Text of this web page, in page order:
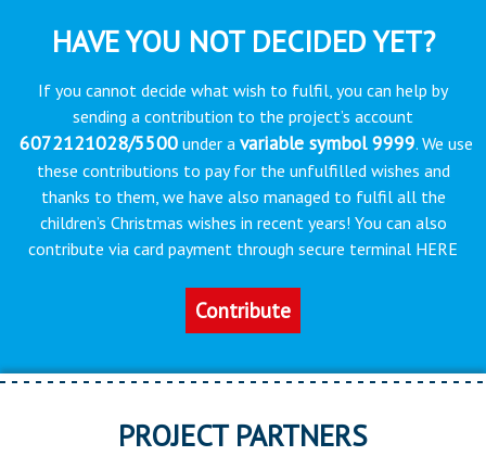
HAVE YOU NOT DECIDED YET?
If you cannot decide what wish to fulfil, you can help by
sending a contribution to the project’s account
6072121028/5500under a variable symbol 9999. We use
these contributions to pay for the unfulfilled wishes and
thanks to them, we have also managed to fulfil all the
children’s Christmas wishes in recent years! You can also
contribute via card payment through secure terminal HERE
Contribute
PROJECT PARTNERS